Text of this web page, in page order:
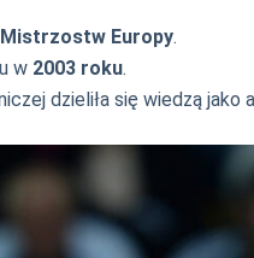
Europy.
w 2003 roku.
dzieliła się wiedzą